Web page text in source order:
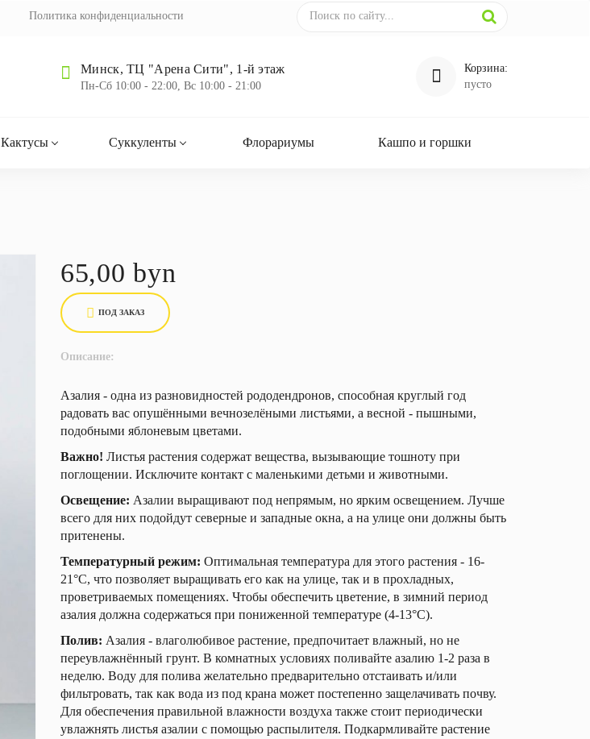
Политика конфиденциальности
Минск, ТЦ "Арена Сити", 1-й этаж
Пн-Cб 10:00 - 22:00, Вс 10:00 - 21:00
Корзина:
пусто
Кактусы Суккуленты Флорариумы Кашпо и горшки
65,00 byn
ПОД ЗАКАЗ
Описание:
Азалия - одна из разновидностей рододендронов, способная круглый год
радовать вас опушёнными вечнозелёными листьями, а весной - пышными,
подобными яблоневым цветами.
Важно! Листья растения содержат вещества, вызывающие тошноту при
поглощении. Исключите контакт с маленькими детьми и животными.
Освещение: Азалии выращивают под непрямым, но ярким освещением. Лучше
всего для них подойдут северные и западные окна, а на улице они должны быть
притенены.
Температурный режим: Оптимальная температура для этого растения - 16-
21°С, что позволяет выращивать его как на улице, так и в прохладных,
проветриваемых помещениях. Чтобы обеспечить цветение, в зимний период
азалия должна содержаться при пониженной температуре (4-13°С).
Полив: Азалия - влаголюбивое растение, предпочитает влажный, но не
переувлажнённый грунт. В комнатных условиях поливайте азалию 1-2 раза в
неделю. Воду для полива желательно предварительно отстаивать и/или
фильтровать, так как вода из под крана может постепенно защелачивать почву.
Для обеспечения правильной влажности воздуха также стоит периодически
увлажнять листья азалии с помощью распылителя. Подкармливайте растение